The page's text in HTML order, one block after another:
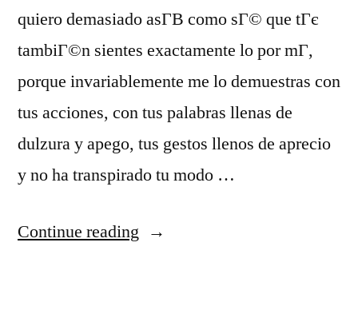
quiero demasiado asГ­В­ como sГ© que tГє
tambiГ©n sientes exactamente lo por mГ­,
porque invariablemente me lo demuestras con
tus acciones, con tus palabras llenas de
dulzura y apego, tus gestos llenos de aprecio
y no ha transpirado tu modo …
Continue reading